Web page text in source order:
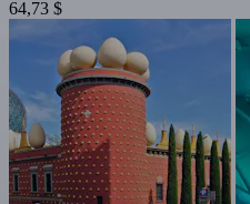
64,73 $